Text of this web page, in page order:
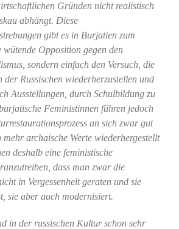
Gründen nicht realistisch
abhängt. Diese
gibt es in Burjatien zum
wütende Opposition gegen den
sondern einfach den Versuch, die
der Russischen wiederherzustellen und
Ausstellungen, durch Schulbildung zu
Feministinnen führen jedoch
an sich zwar gut
archaische Werte wiederhergestellt
deshalb eine feministische
dass man zwar die
in Vergessenheit geraten und sie
sie aber auch modernisiert.
in der russischen Kultur schon sehr